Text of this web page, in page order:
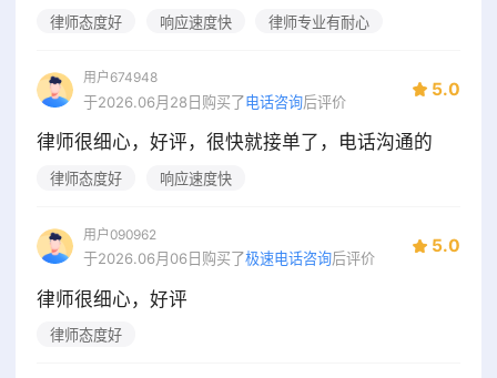
丰富，讲了很多
律师态度好 响应速度快 律师专业有耐心
用户674948
于2026.06月28日购买了电话咨询后评价
5.0
律师很细心，好评，很快就接单了，电话沟通的
律师态度好 响应速度快
用户090962
于2026.06月06日购买了极速电话咨询后评价
5.0
律师很细心，好评
律师态度好